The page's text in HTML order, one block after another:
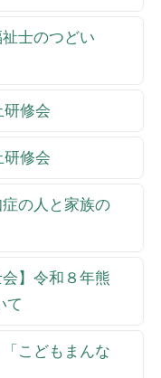
士のつどい
研修会
研修会
の人と家族の
】令和８年熊
て
こどもまんな